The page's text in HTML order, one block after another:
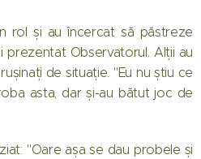
rol și au încercat să păstreze
Observatorul. Alții au
de situație. "Eu nu știu ce
asta, dar și-au bătut joc de
"Oare așa se dau probele și